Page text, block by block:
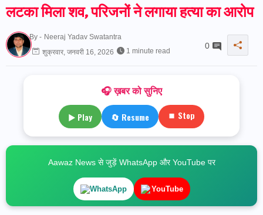
लटका मिला शव, परिजनों ने लगाया हत्या का आरोप
By - Neeraj Yadav Swatantra
शुक्रवार, जनवरी 16, 2026
1 minute read
0
🎧 ख़बर को सुनिए
▶ Play 🔄 Resume ⏹ Stop
Aawaz News से जुड़ें WhatsApp और YouTube पर
WhatsApp YouTube